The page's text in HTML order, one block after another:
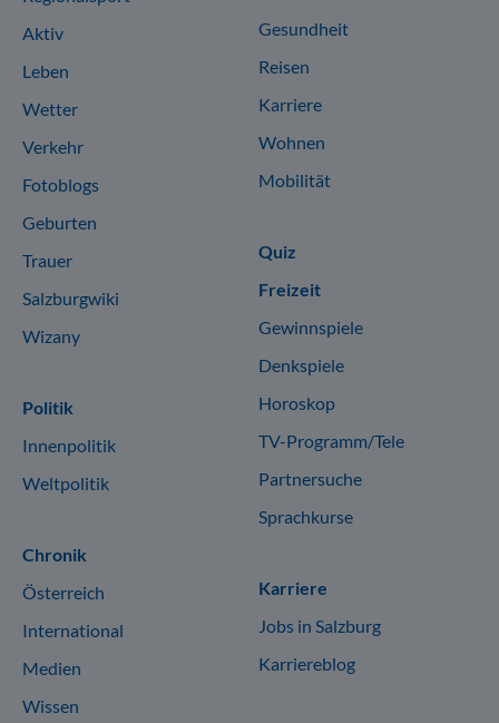
Aktiv
Leben
Wetter
Verkehr
Fotoblogs
Geburten
Trauer
Salzburgwiki
Wizany
Politik
Innenpolitik
Weltpolitik
Chronik
Österreich
International
Medien
Wissen
Gesundheit
Reisen
Karriere
Wohnen
Mobilität
Quiz
Freizeit
Gewinnspiele
Denkspiele
Horoskop
TV-Programm/Tele
Partnersuche
Sprachkurse
Karriere
Jobs in Salzburg
Karriereblog